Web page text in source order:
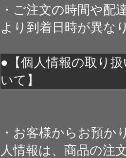
・ご注文の時間や配
より到着日時が異な
●【個人情報の取り
いて】
・お客様からお預か
人情報は、商品の注